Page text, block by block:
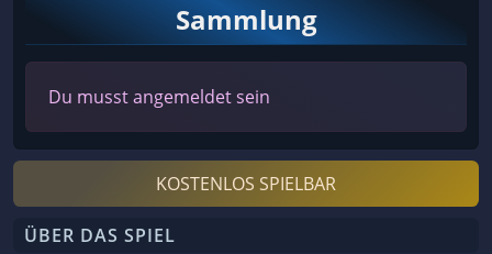
Sammlung
Du musst angemeldet sein
KOSTENLOS SPIELBAR
ÜBER DAS SPIEL